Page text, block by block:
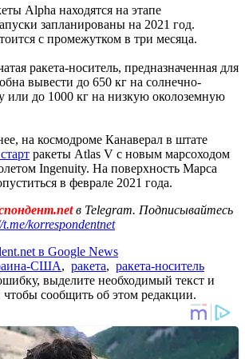
Alpha находятся на этапе
запланированы на 2021 год.
с промежутком в три месяца.
ракета-носитель, предназначенная для
вывести до 650 кг на солнечно-
или до 1000 кг на низкую околоземную
на космодроме Канаверал в штате
ракеты Atlas V с новым марсоходом
Ingenuity. На поверхность Марса
в феврале 2021 года.
в Telegram. Подписывайтесь
korrespondentnet
в Google News
США, ракета, ракета-носитель
выделите необходимый текст и
сообщить об этом редакции.